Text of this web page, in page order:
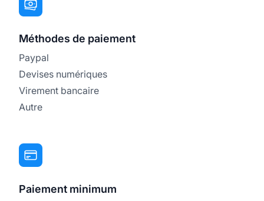
Méthodes de paiement
Paypal
Devises numériques
Virement bancaire
Autre
Paiement minimum